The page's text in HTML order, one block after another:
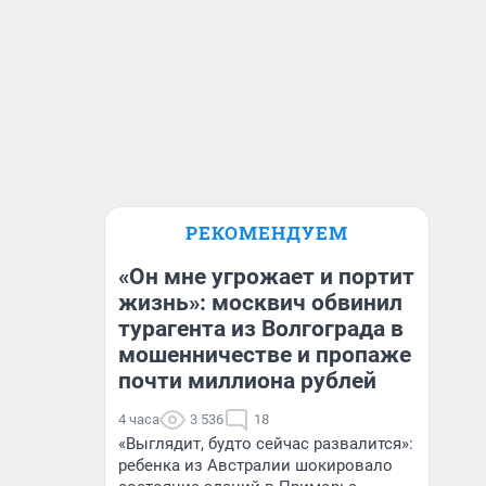
РЕКОМЕНДУЕМ
«Он мне угрожает и портит
жизнь»: москвич обвинил
турагента из Волгограда в
мошенничестве и пропаже
почти миллиона рублей
4 часа 3 536 18
«Выглядит, будто сейчас развалится»:
ребенка из Австралии шокировало